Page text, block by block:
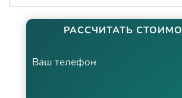
РАССЧИТАТЬ
Ваш телефон